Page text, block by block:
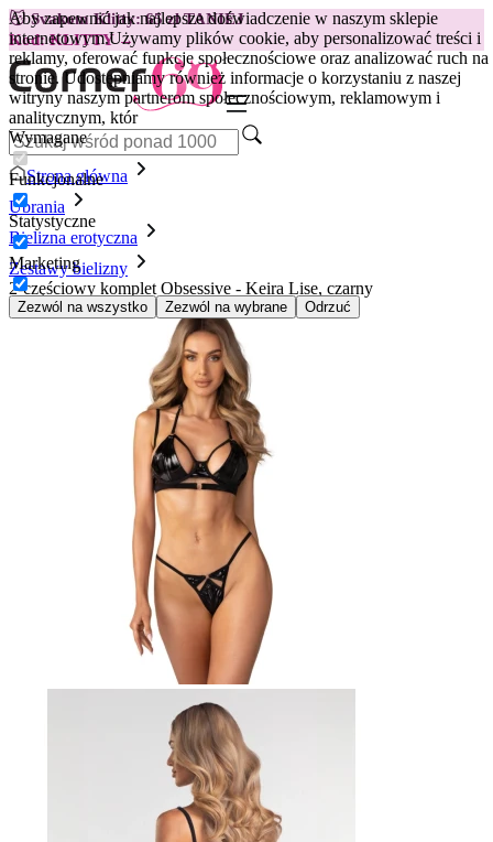
Aby zapewnić jak najlepsze doświadczenie w naszym sklepie
internetowym.Używamy plików cookie, aby personalizować treści i
reklamy, oferować funkcje społecznościowe oraz analizować ruch na
stronie. Udostępniamy również informacje o korzystaniu z naszej
witryny naszym partnerom społecznościowym, reklamowym i
analitycznym, któr
Wymagane
Funkcjonalne
Statystyczne
Marketing
Zezwól na wszystko Zezwól na wybrane Odrzuć
😽Svakom Klitty: 65 zł TANIEJ
Kod: KLITTY →
Strona główna
Ubrania
Bielizna erotyczna
Zestawy bielizny
2-częściowy komplet Obsessive - Keira Lise, czarny